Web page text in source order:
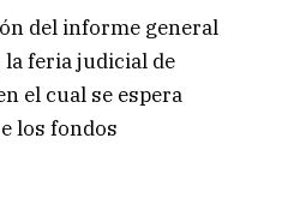
del informe general
la feria judicial de
el cual se espera
los fondos